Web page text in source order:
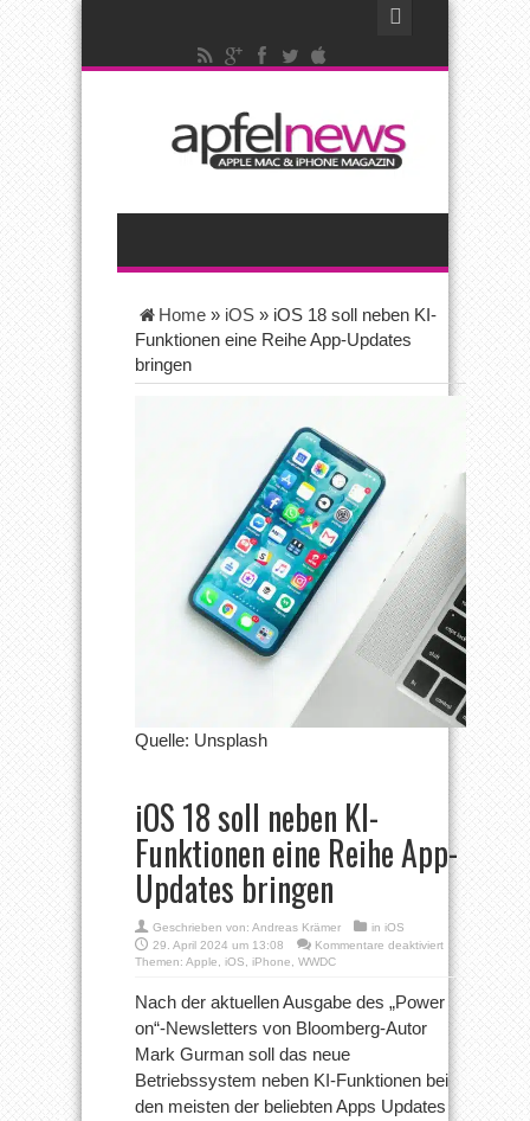
Home » iOS » iOS 18 soll neben KI-
Funktionen eine Reihe App-Updates
bringen
Quelle: Unsplash
iOS 18 soll neben KI-
Funktionen eine Reihe App-
Updates bringen
Geschrieben von: Andreas Krämer in iOS
29. April 2024 um 13:08
Kommentare deaktiviertfür
18
Funktionen
Reihe
Updates
Themen: Apple iOS iPhone WWDC
Nach der aktuellen Ausgabe des „Power
on“-Newsletters von Bloomberg-Autor
Mark Gurman soll das neue
Betriebssystem neben KI-Funktionen bei
den meisten der beliebten Apps Updates